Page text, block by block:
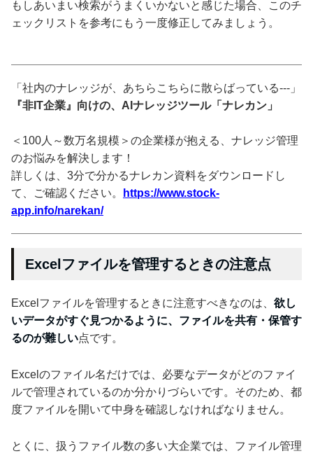
もしあいまい検索がうまくいかないと感じた場合、このチ
ェックリストを参考にもう一度修正してみましょう。
「社内のナレッジが、あちらこちらに散らばっている---」
『非IT企業』向けの、AIナレッジツール「ナレカン」
＜100人～数万名規模＞の企業様が抱える、ナレッジ管理
のお悩みを解決します！
詳しくは、3分で分かるナレカン資料をダウンロードし
て、ご確認ください。
https://www.stock-
app.info/narekan/
Excelファイルを管理するときの注意点
Excelファイルを管理するときに注意すべきなのは、 欲し
いデータがすぐ見つかるように、ファイルを共有・保管す
るのが難しい点です。
Excelのファイル名だけでは、必要なデータがどのファイ
ルで管理されているのか分かりづらいです。そのため、都
度ファイルを開いて中身を確認しなければなりません。
とくに、扱うファイル数の多い大企業では、ファイル管理